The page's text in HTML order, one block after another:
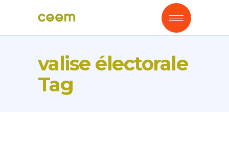
valise électorale
Tag